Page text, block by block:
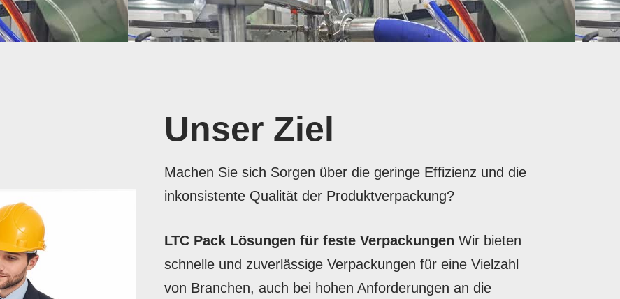
Unser Ziel
Machen Sie sich Sorgen über die geringe Effizienz und die
inkonsistente Qualität der Produktverpackung?
LTC Pack Lösungen für feste Verpackungen Wir bieten
schnelle und zuverlässige Verpackungen für eine Vielzahl
von Branchen, auch bei hohen Anforderungen an die